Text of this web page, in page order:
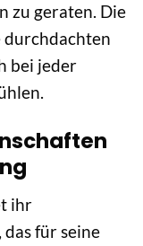
zu geraten. Die
bei jeder
ihr
für seine